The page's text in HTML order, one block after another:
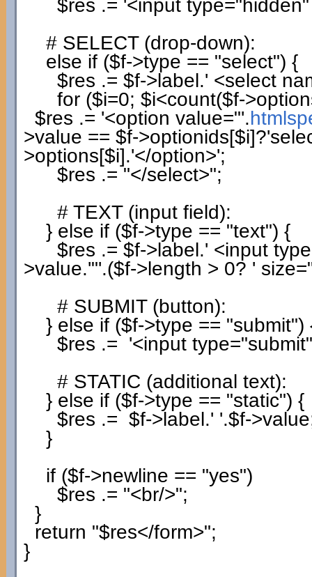
$res .= '<input
# SELECT (drop-down):
else if ($f->type == "select") {
$res .= $f->label.' <select
for ($i=0; $i<count($f->
$res .= '<option value="'.
>value == $f->optionids[$i]?
>options[$i].'</option>';
$res .= "</select>";
# TEXT (input field):
} else if ($f->type == "text") {
$res .= $f->label.' <input
>value.'"'.($f->length > 0? '
# SUBMIT (button):
} else if ($f->type == "submit")
$res .= '<input
# STATIC (additional text):
} else if ($f->type == "static") {
$res .= $f->label.' '.$f->value
}
if ($f->newline == "yes")
$res .= "<br/>";
}
return "$res</form>";
}